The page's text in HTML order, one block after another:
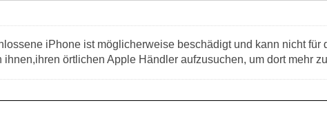
iPhone ist möglicherweise beschädigt und kann nicht für
örtlichen Apple Händler aufzusuchen, um dort mehr